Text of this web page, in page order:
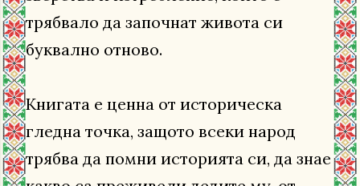
трябвало да започнат живота си
буквално отново.
Книгата е ценна от историческа
гледна точка, защото всеки народ
трябва да помни историята си, да знае